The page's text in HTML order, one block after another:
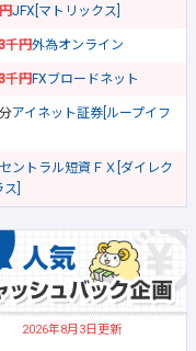
JFX[マトリックス]
千円外為オンライン
千円FXブロードネット
アイネット証券[ループイフ
セントラル短資ＦＸ[ダイレク
ス]
2026年8月3日更新